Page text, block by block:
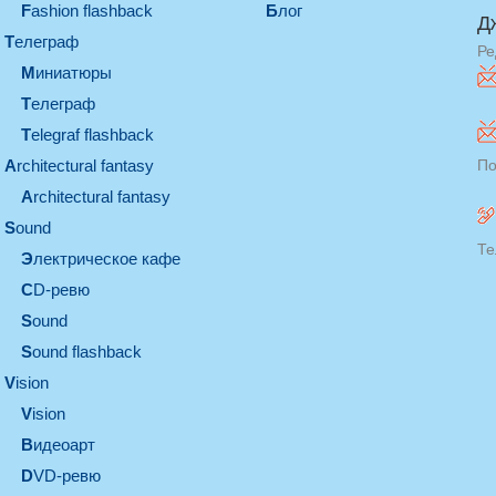
Fashion flashback
телеграф
миниатюры
телеграф
Telegraf flashback
architectural fantasy
architectural fantasy
sound
электрическое кафе
CD-ревю
sound
Sound flashback
vision
vision
видеоарт
DVD-ревю
Блог